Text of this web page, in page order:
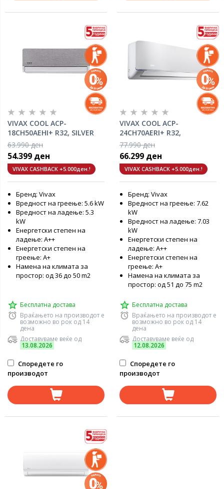
VIVAX COOL ACP-
18CH50AEHI+ R32, SILVER
инвертер клима уред
63.990 ден
54.399 ден
VIVAX CASHBACK +5.000ден.!
Бренд: Vivax
Вредност на греење: 5.6 kW
Вредност на ладење: 5.3
kW
Енергетски степен на
ладење: А++
Енергетски степен на
греење: А+
Намена на климата за
простор: од 36 до 50 m2
Бесплатна достава
Враќањето на производот е
возможно во рок од 14
дена
Доставуваме веќе од
13.08.2026
Споредете го
производот
VIVAX COOL ACP-
24CH70AERI+ R32,
инвертер клима уред
77.990 ден
66.299 ден
VIVAX CASHBACK +5.000ден.!
Бренд: Vivax
Вредност на греење: 7.62
kW
Вредност на ладење: 7.03
kW
Енергетски степен на
ладење: А++
Енергетски степен на
греење: А+
Намена на климата за
простор: од 51 до 75 m2
Бесплатна достава
Враќањето на производот е
возможно во рок од 14
дена
Доставуваме веќе од
12.08.2026
Споредете го
производот